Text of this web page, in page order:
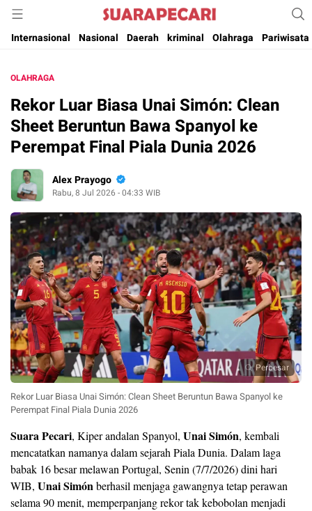
Suara Pecari
Suara Pencerahan Anak Negeri ( Berita Aktual & Terpercaya )
Internasional
Nasional Daerah kriminal Olahraga Pariwisata
OLAHRAGA
Rekor Luar Biasa Unai Simón: Clean
Sheet Beruntun Bawa Spanyol ke
Perempat Final Piala Dunia 2026
Alex Prayogo
Rabu, 8 Jul 2026 - 04:33 WIB
Perbesar
Rekor Luar Biasa Unai Simón: Clean Sheet Beruntun Bawa Spanyol ke
Perempat Final Piala Dunia 2026
Suara Pecari, Kiper andalan Spanyol, Unai Simón, kembali
mencatatkan namanya dalam sejarah Piala Dunia. Dalam laga
babak 16 besar melawan Portugal, Senin (7/7/2026) dini hari
WIB, Unai Simónberhasil menjaga gawangnya tetap perawan
selama 90 menit, memperpanjang rekor tak kebobolan menjadi